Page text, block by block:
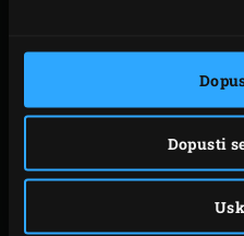
Dopusti